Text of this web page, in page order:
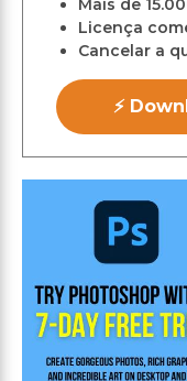
Mais de
Licença
Cancelar a
⚡